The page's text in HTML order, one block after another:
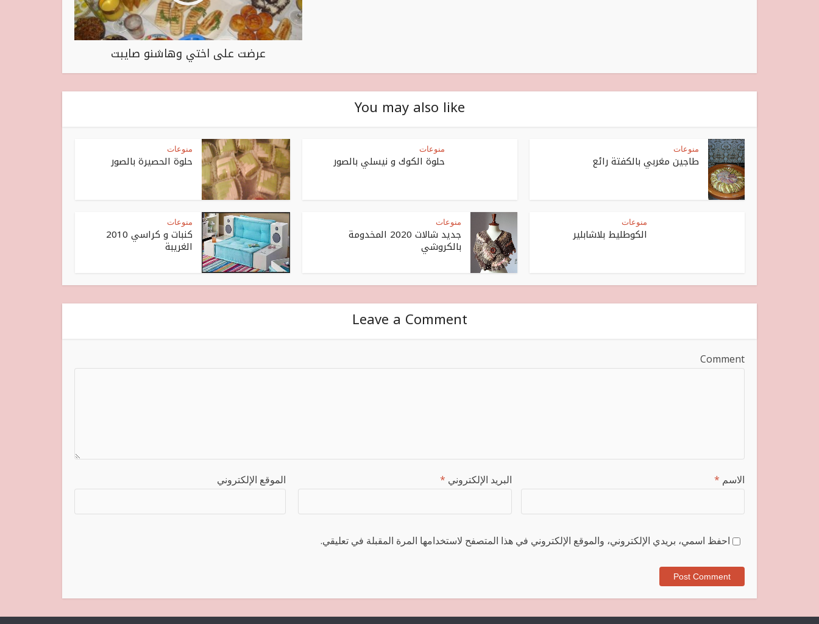
عرضت على اختي وهاشنو صايبت
You may also like
منوعات
طاجين مغربي بالكفتة رائع
منوعات
حلوة الكوك و نيسلي بالصور
منوعات
حلوة الحصيرة بالصور
منوعات
الكوطليط بلاشابلير
منوعات
جديد شالات 2020 المخدومة
بالكروشي
منوعات
كنبات و كراسي 2010
الغريبة
Leave a Comment
Comment
الاسم * البريد الإلكتروني * الموقع الإلكتروني
احفظ اسمي، بريدي الإلكتروني، والموقع الإلكتروني في هذا المتصفح لاستخدامها المرة المقبلة في تعليقي.